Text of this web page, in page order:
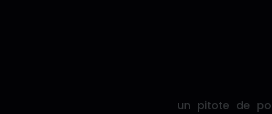
un pitote de